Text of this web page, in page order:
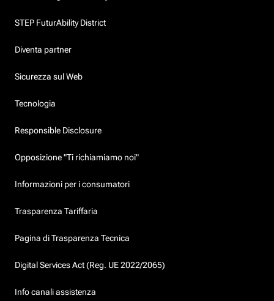
STEP FuturAbility District
Diventa partner
Sicurezza sul Web
Tecnologia
Responsible Disclosure
Opposizione "Ti richiamiamo noi"
Informazioni per i consumatori
Trasparenza Tariffaria
Pagina di Trasparenza Tecnica
Digital Services Act (Reg. UE 2022/2065)
Info canali assistenza